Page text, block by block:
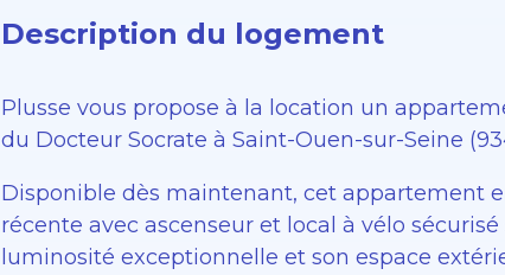
Description du logement
Plusse vous propose à la location un
du Docteur Socrate à Saint-Ouen-sur-Seine
Disponible dès maintenant, cet appartement
récente avec ascenseur et local à vélo
luminosité exceptionnelle et son espace